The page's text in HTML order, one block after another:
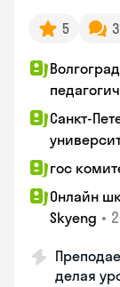
5
Санкт-
гос
Онлайн
Skyeng •
делая